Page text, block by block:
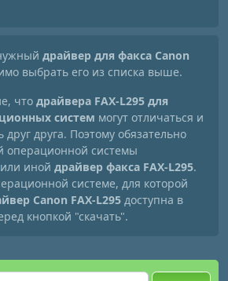
драйвер для факса Canon
выбрать его из списка выше.
что драйвера FAX-L295 для
систем могут отличаться и
друга. Поэтому обязательно
операционной системы
иной драйвер факса FAX-L295.
системе, для которой
Canon FAX-L295 доступна в
кнопкой "скачать".